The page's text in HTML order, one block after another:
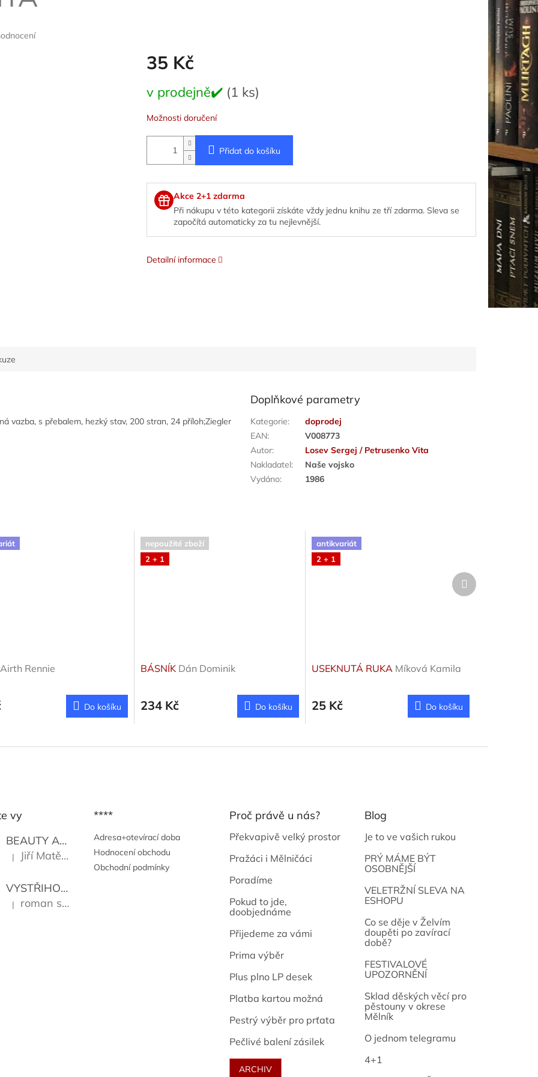
35 Kč
cena:
v prodejně✔️ (1 ks)
Možnosti doručení
Přidat do košíku
Akce 2+1 zdarma
Při nákupu v této kategorii získáte vždy jednu knihu ze tří zdarma. Sleva se
započítá automaticky za tu nejlevnější.
Detailní informace
vazba, s přebalem, hezký stav, 200 stran, 24 příloh;Ziegler
Doplňkové parametry
Kategorie:
doprodej
EAN:
V008773
Autor:
Losev Sergej / Petrusenko Vita
Nakladatel:
Naše vojsko
Vydáno: 1986
Airth Rennie
Do košíku
nepoužité zboží
2 + 1
BÁSNÍK Dán Dominik
234 Kč Do košíku
antikvariát
2 + 1
USEKNUTÁ RUKA Míková Kamila
25 Kč Do košíku
Další
produkt
vy
BEAUTY AND THE BEAT
Go Go's
Hodnocení produktu je 5 z 5 hvězdiček.
| Jiří Matějů
VYSTŘIHOVÁNKY - PRAŽSKÉ PAMÁTKY Kropáček Josef
Hodnocení produktu je 5 z 5 hvězdiček.
| roman sekanina
****
Adresa+otevírací doba
Hodnocení obchodu
Obchodní podmínky
Proč právě u nás?
Překvapivě velký prostor
Pražáci i Mělničáci
Poradíme
Pokud to jde,
doobjednáme
Přijedeme za vámi
Prima výběr
Plus plno LP desek
Platba kartou možná
Pestrý výběr pro prťata
Pečlivé balení zásilek
ARCHIV
Blog
Je to ve vašich rukou
PRÝ MÁME BÝT
OSOBNĚJŠÍ
VELETRŽNÍ SLEVA NA
ESHOPU
Co se děje v Želvím
doupěti po zavírací
době?
FESTIVALOVÉ
UPOZORNĚNÍ
Sklad děských věcí pro
pěstouny v okrese
Mělník
O jednom telegramu
4+1